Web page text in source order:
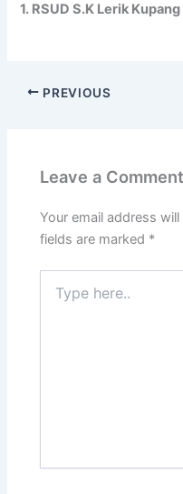
1. RSUD S.K Lerik Kupang
PREVIOUS
Leave a Comment
Your email address
fields are marked *
here..